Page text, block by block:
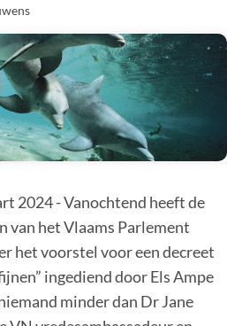
2024 - Vanochtend heeft de
van het Vlaams Parlement
het voorstel voor een decreet
ingediend door Els Ampe
minder dan Dr Jane